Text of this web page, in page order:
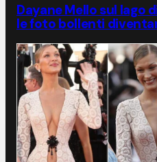
Dayane Mello sul lago
le foto bollenti